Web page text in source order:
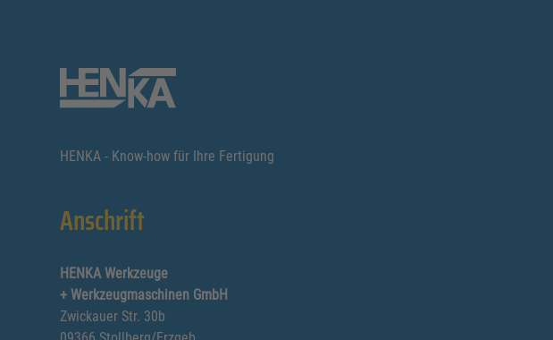
HENKA - Know-how für Ihre Fertigung
Anschrift
HENKA Werkzeuge
+ Werkzeugmaschinen GmbH
Zwickauer Str. 30b